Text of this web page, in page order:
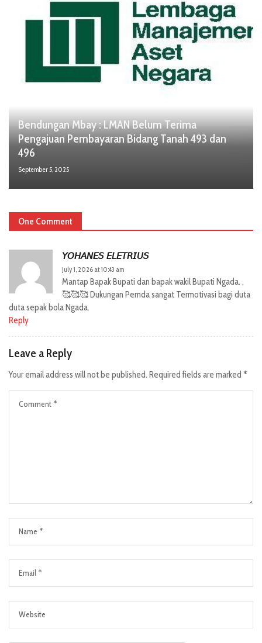
Bendungan Mbay : LMAN Belum Terima
Pengajuan Pembayaran Bidang Tanah 493 dan
496
September 5, 2025
One Comment
𝘠𝘖𝘏𝘈𝘕𝘌𝘚 𝘌𝘓𝘌𝘛𝘙𝘐𝘜𝘚
July 1, 2026 at 10:43 am
Mantap Bapak Bupati dan bapak wakil Bupati Ngada. ,
🥰🥰🥰 Dukungan Pemda sangat Termotivasi bagi duta
duta sepak bola Ngada.
Reply
Leave a Reply
Your email address will not be published. Required fields are marked *